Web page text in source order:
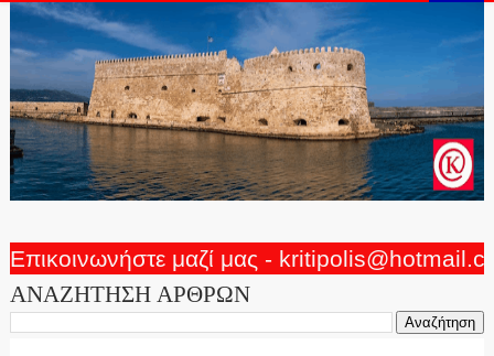
Επικοινωνήστε μαζί μας -
ΑΝΑΖΗΤΗΣΗ ΑΡΘΡΩΝ